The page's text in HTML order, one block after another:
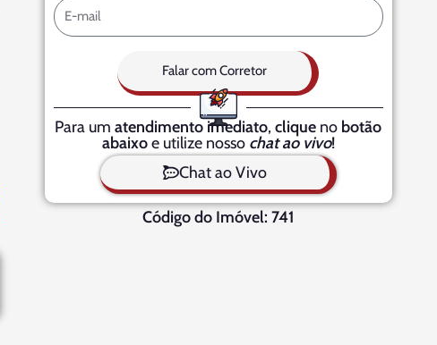
Falar com Corretor
Para umatendimento imediato,clique no botão
abaixoe utilize nosso chat ao vivo!
Chat ao Vivo
Código do Imóvel: 741